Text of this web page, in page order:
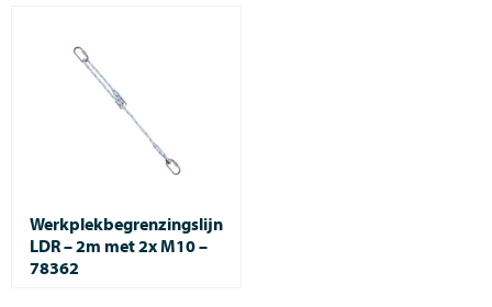
Werkplekbegrenzingslijn
LDR – 2m met 2x M10 –
78362